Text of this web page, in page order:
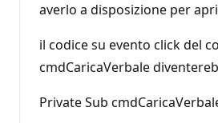
averlo a disposizione per
il codice su evento click del
cmdCaricaVerbale
Private Sub